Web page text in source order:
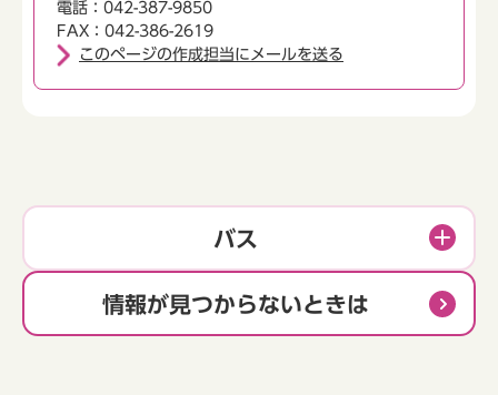
電話：042-387-9850
FAX：042-386-2619
このページの作成担当にメールを送る
バス
情報が見つからないときは